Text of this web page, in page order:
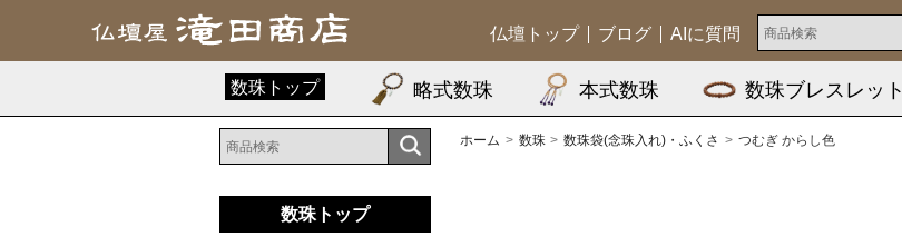
仏壇トップ ブログ AIに質問
数珠トップ 略式数珠 本式数珠 数珠ブレスレット
ホーム 数珠 数珠袋(念珠入れ)・ふくさ つむぎ からし色
数珠トップ